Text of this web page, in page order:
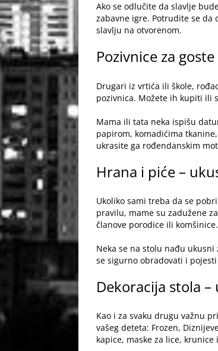
Ako se odlučite da slavlje
zabavne igre. Potrudite se
slavlju na otvorenom.
Pozivnice za
Drugari iz vrtića ili škole,
pozivnica. Možete ih kupiti ili
Mama ili tata neka ispišu
papirom, komadićima
ukrasite ga rođendanskim
Hrana i piće –
Ukoliko sami treba da se
pravilu, mame su zadužene
članove porodice ili
Neka se na stolu nađu
se sigurno obradovati i
Dekoracija stola
Kao i za svaku drugu važnu
vašeg deteta: Frozen,
kapice, maske za lice,